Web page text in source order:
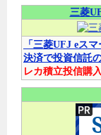
三菱
「三菱UFJ eス
決済で投資信託
レカ積立投信購